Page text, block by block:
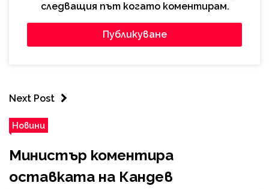
следващия път когато коментирам.
Next Post
Новини
Министър коментира
оставката на Кандев